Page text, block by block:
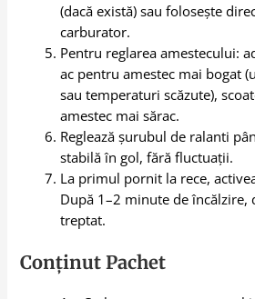
(dacă există) sau folosește
carburator.
Pentru reglarea amestecului:
ac pentru amestec mai bogat
sau temperaturi scăzute),
amestec mai sărac.
Reglează șurubul de ralanti
stabilă în gol, fără fluctuații.
La primul pornit la rece,
După 1–2 minute de încălzire,
treptat.
Conținut Pachet